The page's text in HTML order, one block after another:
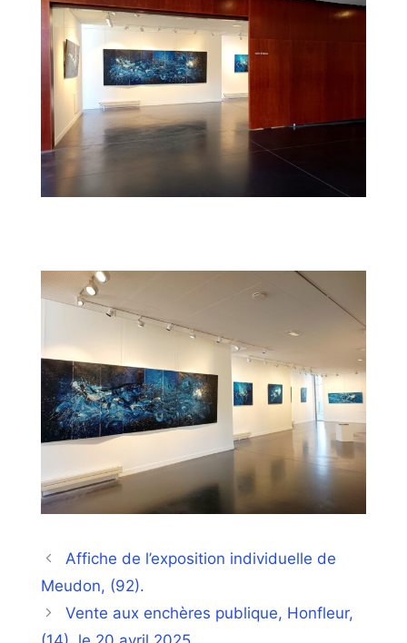
Affiche de l’exposition individuelle de
Meudon, (92).
Vente aux enchères publique, Honfleur,